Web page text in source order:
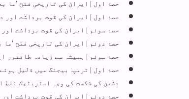
حصۂ اول | ایران کی تاریخی فتح 'ما
حصۂ اول | ایران کی قوت برداشت اور
حصۂ سوئم | ایران کی قوت برداشت
حصۂ دوئم | ایران کی تاریخی فتح
حصۂ سوئم | ہمیشہ سے زیادہ طاقتور
حصۂ اول | ٹرمپ: بیجنگ میں ذلیل
دشمن کی شکست کی وجہ اسٹریٹجک غلط
حصۂ دوئم | ایران کی قوت برداشت